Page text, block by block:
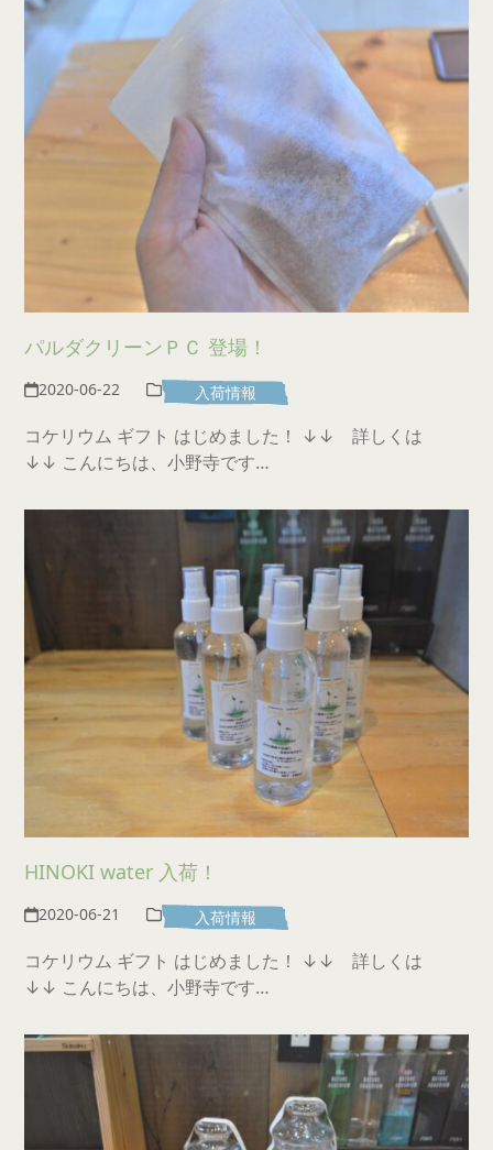
パルダクリーンＰＣ 登場！
2020-06-22 入荷情報
コケリウム ギフト はじめました！ ↓↓ 詳しくは
↓↓ こんにちは、小野寺です…
HINOKI water 入荷！
2020-06-21 入荷情報
コケリウム ギフト はじめました！ ↓↓ 詳しくは
↓↓ こんにちは、小野寺です…